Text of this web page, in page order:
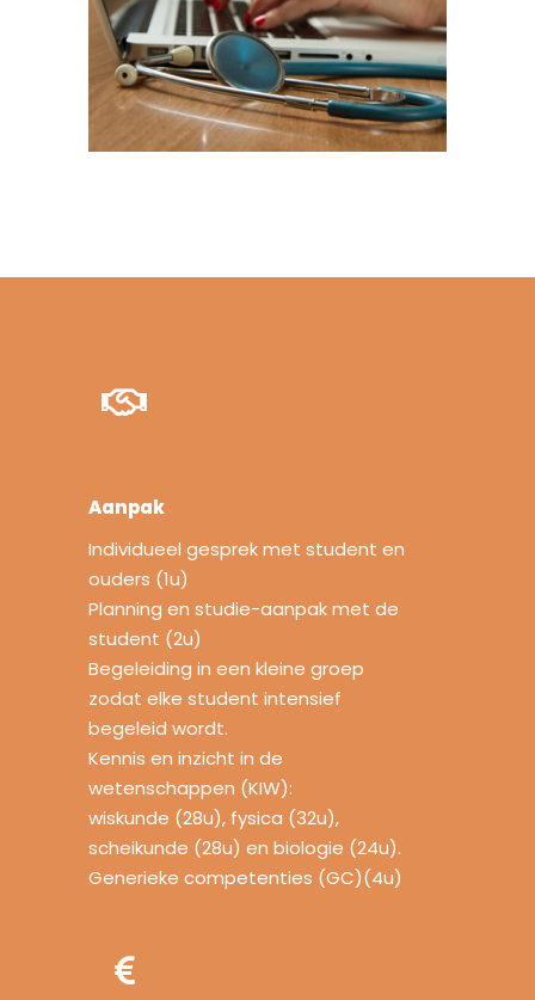
Aanpak
Individueel gesprek met student en
ouders (1u)
Planning en studie-aanpak met de
student (2u)
Begeleiding in een kleine groep
zodat elke student intensief
begeleid wordt.
Kennis en inzicht in de
wetenschappen (KIW):
wiskunde (28u), fysica (32u),
scheikunde (28u) en biologie (24u).
Generieke competenties (GC)(4u)